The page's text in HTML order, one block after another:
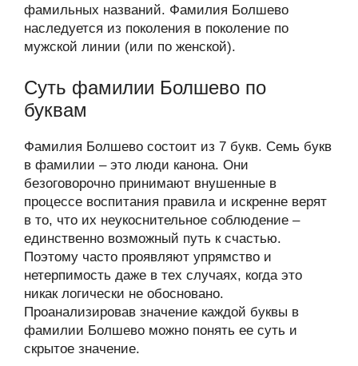
фамильных названий. Фамилия Болшево
наследуется из поколения в поколение по
мужской линии (или по женской).
Суть фамилии Болшево по
буквам
Фамилия Болшево состоит из 7 букв. Семь букв
в фамилии – это люди канона. Они
безоговорочно принимают внушенные в
процессе воспитания правила и искренне верят
в то, что их неукоснительное соблюдение –
единственно возможный путь к счастью.
Поэтому часто проявляют упрямство и
нетерпимость даже в тех случаях, когда это
никак логически не обосновано.
Проанализировав значение каждой буквы в
фамилии Болшево можно понять ее суть и
скрытое значение.